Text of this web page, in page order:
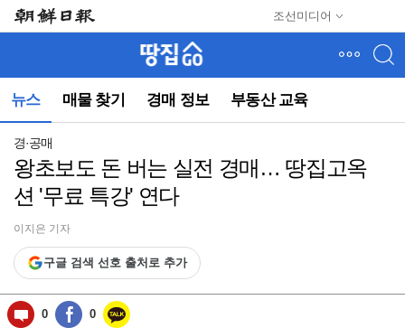
조선미디어
뉴스 매물 찾기 경매 정보 부동산 교육
뉴
(컨
동)
경·공매
왕초보도 돈 버는 실전 경매… 땅집고옥
션 '무료 특강' 연다
이지은 기자
구글 검색 선호 출처로 추가
0 0